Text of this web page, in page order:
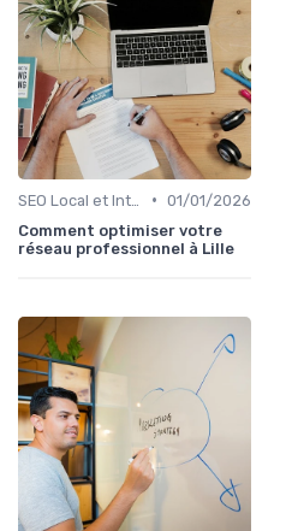
• 01/01/2026
Comment optimiser votre
réseau professionnel à Lille